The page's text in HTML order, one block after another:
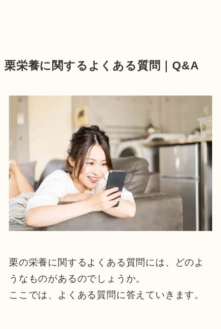
栗栄養に関するよくある質問｜Q&A
栗の栄養に関するよくある質問には、どのよ
うなものがあるのでしょうか。
ここでは、よくある質問に答えていきます。